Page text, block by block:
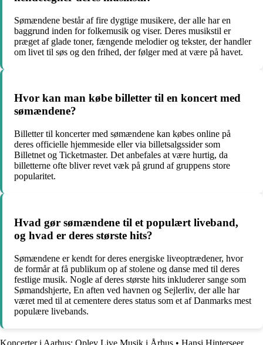
Sømændene består af fire dygtige musikere, der alle har en
baggrund inden for folkemusik og viser. Deres musikstil er
præget af glade toner, fængende melodier og tekster, der handler
om livet til søs og den frihed, der følger med at være på havet.
Hvor kan man købe billetter til en koncert med
sømændene?
Billetter til koncerter med sømændene kan købes online på
deres officielle hjemmeside eller via billetsalgssider som
Billetnet og Ticketmaster. Det anbefales at være hurtig, da
billetterne ofte bliver revet væk på grund af gruppens store
popularitet.
Hvad gør sømændene til et populært liveband,
og hvad er deres største hits?
Sømændene er kendt for deres energiske liveoptrædener, hvor
de formår at få publikum op af stolene og danse med til deres
festlige musik. Nogle af deres største hits inkluderer sange som
Sømandshjerte, En aften ved havnen og Sejlerliv, der alle har
været med til at cementere deres status som et af Danmarks mest
populære livebands.
Koncerter i Aarhus: Oplev Live Musik i Århus • Hansi Hinterseer